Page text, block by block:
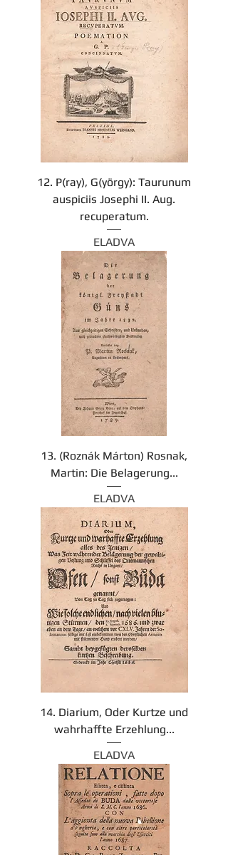
12. P(ray), G(yörgy): Taurunum
auspiciis Josephi II. Aug.
recuperatum.
ELADVA
13. (Roznák Márton) Rosnak,
Martin: Die Belagerung...
ELADVA
14. Diarium, Oder Kurtze und
wahrhaffte Erzehlung...
ELADVA